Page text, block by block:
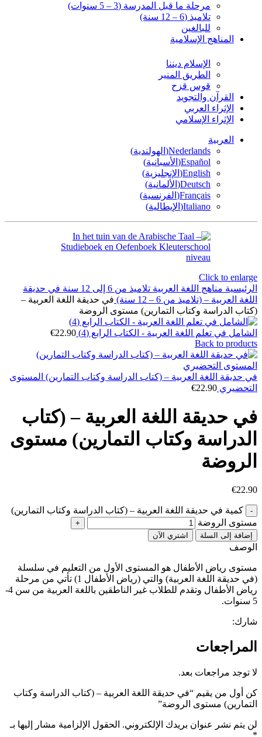
مرحلة ما قبل المدرسة (3 – 5 سنوات)
تلاميذ (6 – 12 سنة)
للبالغين
المناهج الإسلامية
الإسلام ديننا
الطريق المنير
قوس قزح
القرآن والتجويد
الإثراء العربي
الإثراء الإسلامي
العربية
Nederlands
( الهولندية)
Español
( الأسبانية)
English
( الإنجليزية)
Deutsch
( الألمانية)
Français
( الفرنسية)
Italiano
( الإيطالية)
Click to enlarge
الرئيسية مناهج اللغة العربية تلاميذ من 6 إلى 12 سنة
في حديقة
اللغة العربية – (تلاميذ من 6 – 12 سنة)
في حديقة اللغة العربية –
(كتاب الدراسة وكتاب التمارين) مستوى الروضة
الشامل في تعلم اللغة العربية - الكتاب الرابع (4) €22.90
Back to products
في حديقة اللغة العربية – (كتاب الدراسة وكتاب التمارين) المستوى
التحضيري
€22.90
في حديقة اللغة العربية – (كتاب
الدراسة وكتاب التمارين) مستوى
الروضة
€22.90
كمية في حديقة اللغة العربية – (كتاب الدراسة وكتاب التمارين)
مستوى الروضة
إضافة إلى السلة اشتري الآن
الوصف
مستوى رياض الأطفال هو المستوى الأول من التعليم في سلسلة
(في حديقة اللغة العربية) والتي (رياض الأطفال 1) تأتي من مرحلة
رياض الأطفال وتقدم للطلاب غير الناطقين باللغة العربية من سن 4-
5 سنوات.
شارك:
المراجعات
لا توجد مراجعات بعد.
كن أول من يقيم “في حديقة اللغة العربية – (كتاب الدراسة وكتاب
التمارين) مستوى الروضة”
لن يتم نشر عنوان بريدك الإلكتروني. الحقول الإلزامية مشار إليها بـ